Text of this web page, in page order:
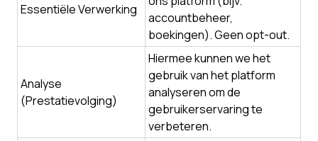
Essentiële Verwerking
accountbeheer,
boekingen). Geen opt-out.
Analyse
(Prestatievolging)
Hiermee kunnen we het
gebruik van het platform
analyseren om de
gebruikerservaring te
verbeteren.